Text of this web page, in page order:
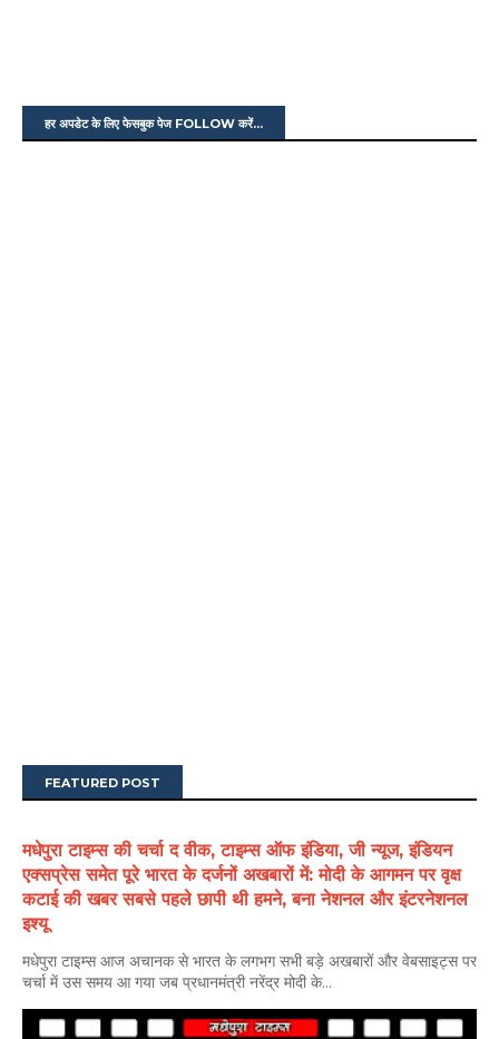
हर अपडेट के लिए फेसबुक पेज FOLLOW करें...
FEATURED POST
मधेपुरा टाइम्स की चर्चा द वीक, टाइम्स ऑफ इंडिया, जी न्यूज, इंडियन
एक्सप्रेस समेत पूरे भारत के दर्जनों अखबारों में: मोदी के आगमन पर वृक्ष
कटाई की खबर सबसे पहले छापी थी हमने, बना नेशनल और इंटरनेशनल
इश्यू
मधेपुरा टाइम्स आज अचानक से भारत के लगभग सभी बड़े अखबारों और वेबसाइट्स पर
चर्चा में उस समय आ गया जब प्रधानमंत्री नरेंद्र मोदी के...